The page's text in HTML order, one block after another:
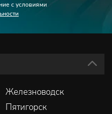
с условиями
Железноводск
Пятигорск